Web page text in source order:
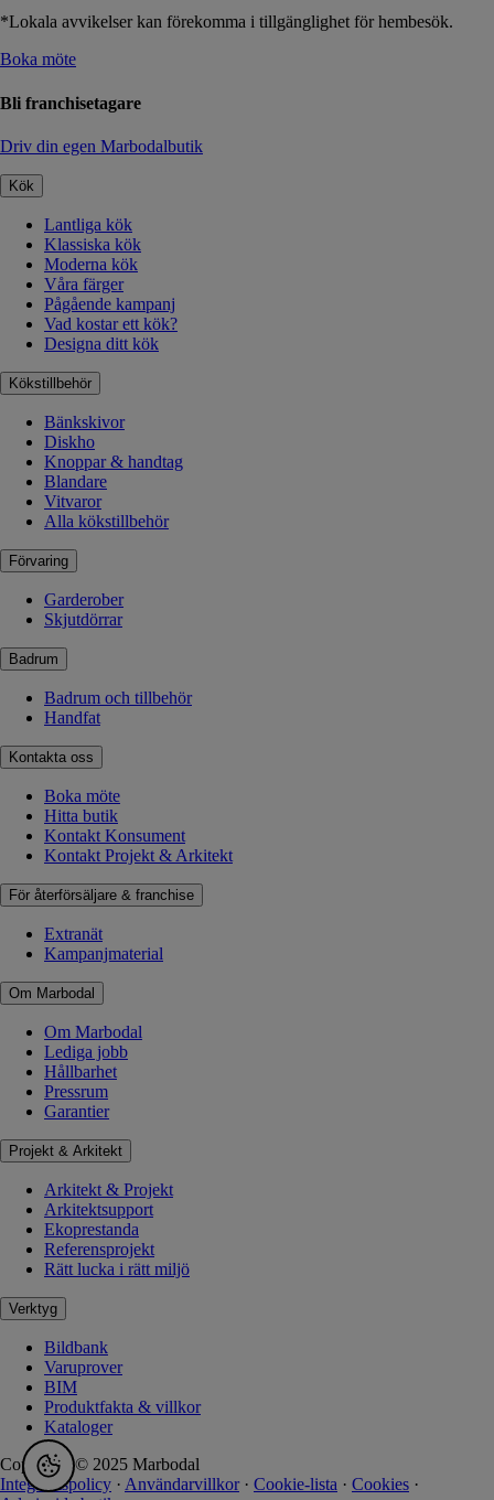
*Lokala avvikelser kan förekomma i tillgänglighet för hembesök.
Boka möte
Bli franchisetagare
Driv din egen Marbodalbutik
Kök
Lantliga kök
Klassiska kök
Moderna kök
Våra färger
Pågående kampanj
Vad kostar ett kök?
Designa ditt kök
Kökstillbehör
Bänkskivor
Diskho
Knoppar & handtag
Blandare
Vitvaror
Alla kökstillbehör
Förvaring
Garderober
Skjutdörrar
Badrum
Badrum och tillbehör
Handfat
Kontakta oss
Boka möte
Hitta butik
Kontakt Konsument
Kontakt Projekt & Arkitekt
För återförsäljare & franchise
Extranät
Kampanjmaterial
Om Marbodal
Om Marbodal
Lediga jobb
Hållbarhet
Pressrum
Garantier
Projekt & Arkitekt
Arkitekt & Projekt
Arkitektsupport
Ekoprestanda
Referensprojekt
Rätt lucka i rätt miljö
Verktyg
Bildbank
Varuprover
BIM
Produktfakta & villkor
Kataloger
Copyright © 2025 Marbodal
Integritetspolicy · Användarvillkor · Cookie-lista · Cookies ·